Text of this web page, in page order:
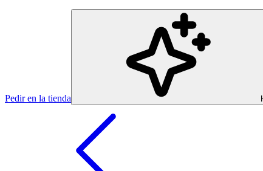
Pedir en la tienda